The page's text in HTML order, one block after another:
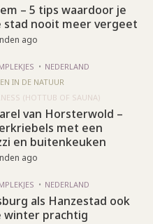
– 5 tips waardoor je
stad nooit meer vergeet
ago
NEDERLAND
IN DE NATUUR
(HOTTUB OF SAUNA)
van Horsterwold –
met een
en buitenkeuken
ago
NEDERLAND
als Hanzestad ook
winter prachtig